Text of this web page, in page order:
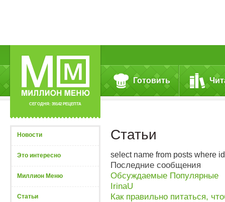
СЕГОДНЯ: 39142 РЕЦЕПТА
Готовить
Новости
Это интересно
Миллион Меню
Статьи
Статьи
select name from posts where
Последние сообщения
Обсуждаемые Популярные
IrinaU
Как правильно питаться,